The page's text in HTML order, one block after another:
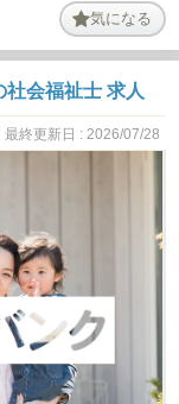
気になる
会福祉士 求人
最終更新日 : 2026/07/28